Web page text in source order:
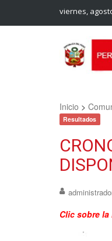
viernes,
Inicio >
Resultados
Clic sobre la